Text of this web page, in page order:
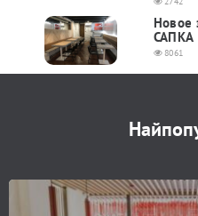
Новое
САПКА
8061